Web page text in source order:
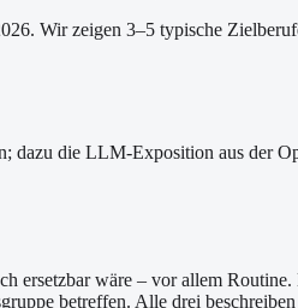
. Wir zeigen 3–5 typische
dazu die LLM-Exposition aus der
ersetzbar wäre – vor allem
betreffen. Alle drei